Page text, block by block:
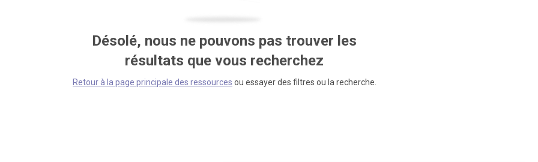
Désolé, nous ne pouvons pas trouver les
résultats que vous recherchez
Retour à la page principale des ressources ou essayer des filtres ou la recherche.